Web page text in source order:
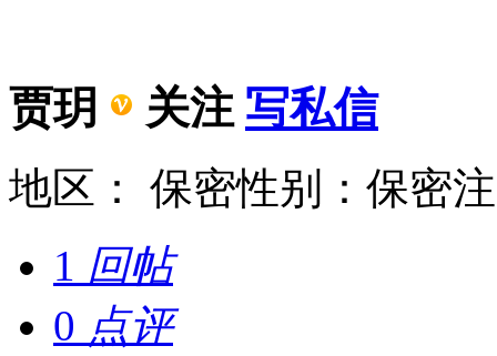
贾玥 关注 写私信
地区： 保密性别：保密
1 回帖
0 点评